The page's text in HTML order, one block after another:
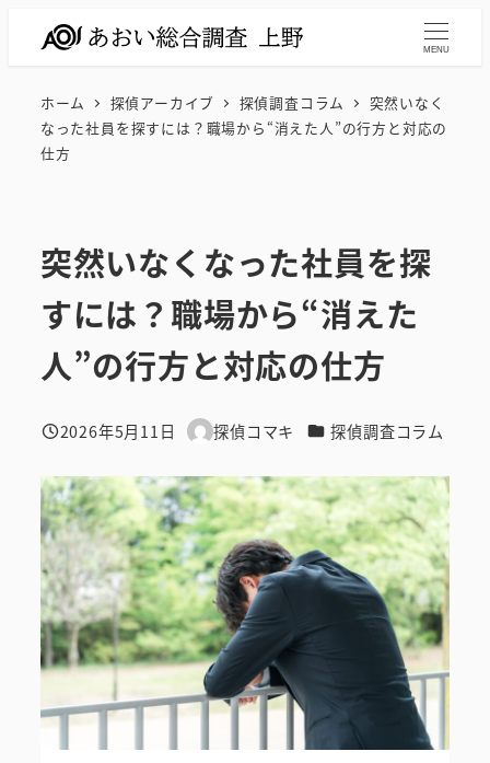
MENU
ホーム 探偵アーカイブ 探偵調査コラム
突然いなく
なった社員を探すには？職場から“消えた人”の行方と対応の
仕方
突然いなくなった社員を探
すには？職場から“消えた
人”の行方と対応の仕方
投稿日
2026年5月11日
著
探偵コマキ カテゴリー
探偵調査コラム